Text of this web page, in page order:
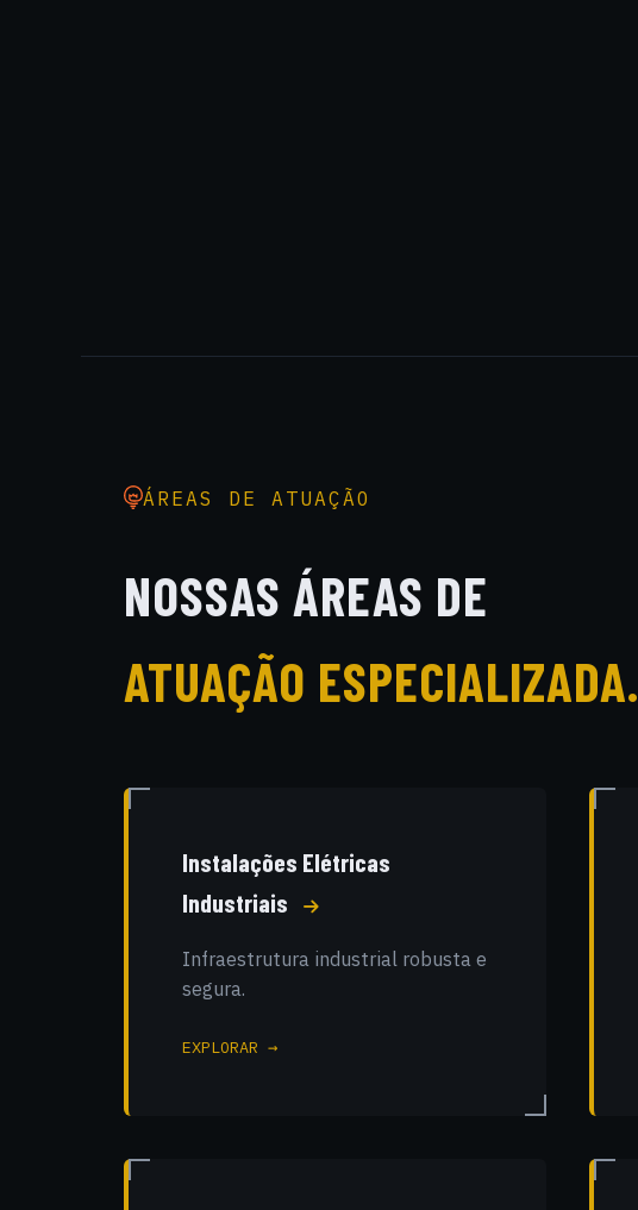
ÁREAS DE ATUAÇÃO
NOSSAS ÁREAS DE
ATUAÇÃO ESPECIALIZADA.
Instalações Elétricas
Industriais
Infraestrutura industrial robusta e
segura.
EXPLORAR →